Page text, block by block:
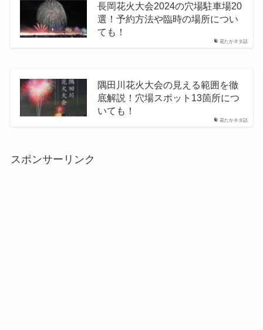
花たかネタ話
長岡花火大会2024の穴場駐車場20
選！予約方法や臨時の場所につい
ても！
花たかネタ話
隅田川花火大会の見える範囲を徹
底解説！穴場スポット13箇所につ
いても！
スポンサーリンク